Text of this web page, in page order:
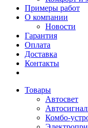
Примеры работ
О компании
Новости
Гарантия
Оплата
Доставка
Контакты
Товары
Автосвет
Комбо-